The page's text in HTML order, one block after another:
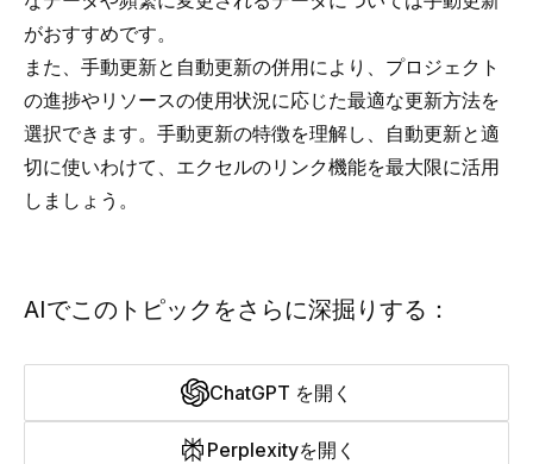
がおすすめです。
また、手動更新と自動更新の併用により、プロジェクト
の進捗やリソースの使用状況に応じた最適な更新方法を
選択できます。手動更新の特徴を理解し、自動更新と適
切に使いわけて、エクセルのリンク機能を最大限に活用
しましょう。
AIでこのトピックをさらに深掘りする：
ChatGPT を開く
Perplexityを開く